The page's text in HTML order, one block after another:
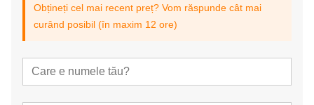
Obțineți cel mai recent preț? Vom răspunde cât mai
curând posibil (în maxim 12 ore)